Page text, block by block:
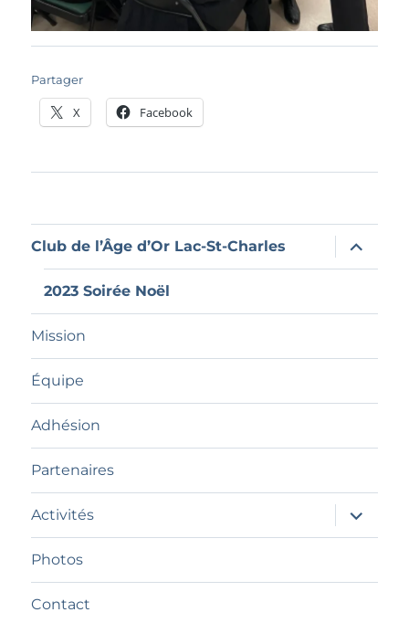
Partager
X Facebook
Club de l’Âge d’Or Lac-St-Charles
ouvrir
le
sous-
2023 Soirée Noël
Mission
Équipe
Adhésion
Partenaires
Activités
ouvrir
le
sous-
Photos
Contact